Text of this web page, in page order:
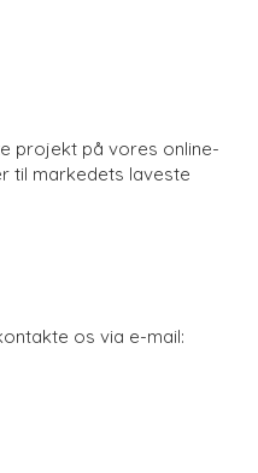
projekt på vores online-
til markedets laveste
os via e-mail: